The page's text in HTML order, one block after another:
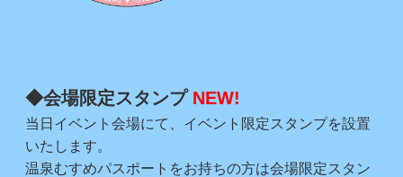
◆会場限定スタンプ NEW!
当日イベント会場にて、イベント限定スタンプを設置
いたします。
温泉むすめパスポートをお持ちの方は会場限定スタン